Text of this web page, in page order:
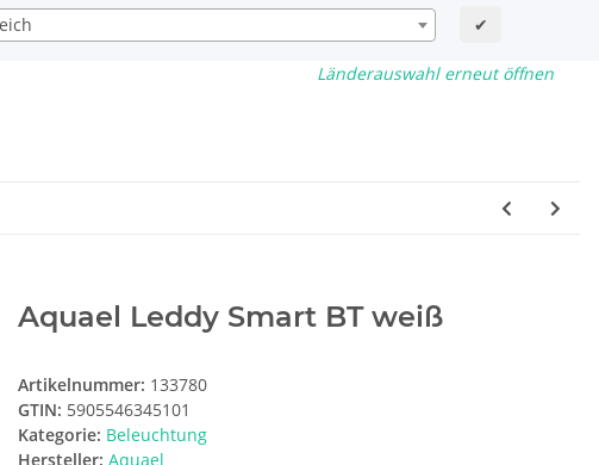
✔
Länderauswahl erneut öffnen
Aquael Leddy Smart BT weiß
Artikelnummer: 133780
GTIN: 5905546345101
Kategorie: Beleuchtung
Hersteller: Aquael